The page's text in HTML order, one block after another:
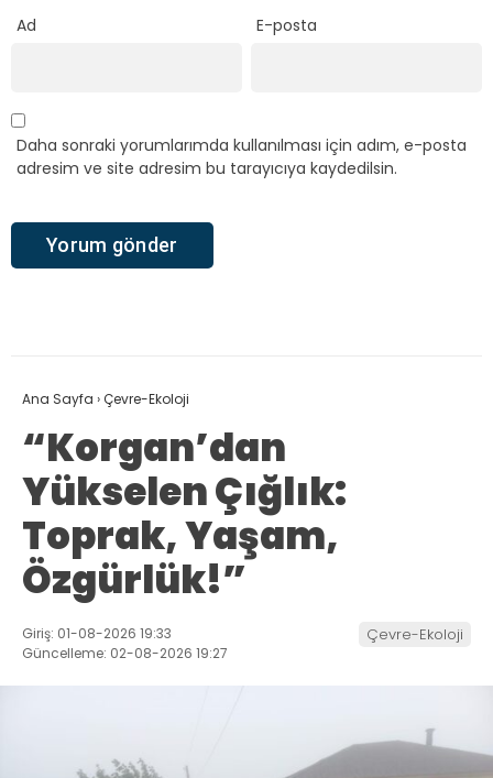
Ad E-posta
Daha sonraki yorumlarımda kullanılması için adım, e-posta
adresim ve site adresim bu tarayıcıya kaydedilsin.
Ana Sayfa ›Çevre-Ekoloji
“Korgan’dan
Yükselen Çığlık:
Toprak, Yaşam,
Özgürlük!”
Giriş: 01-08-2026 19:33
Güncelleme: 02-08-2026 19:27
Çevre-Ekoloji